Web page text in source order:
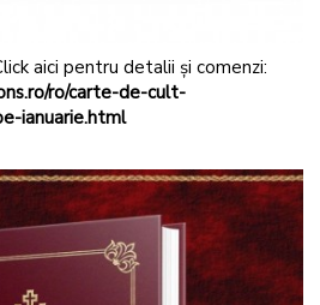
aici pentru detalii și comenzi:
ro/carte-de-cult-
ianuarie.html